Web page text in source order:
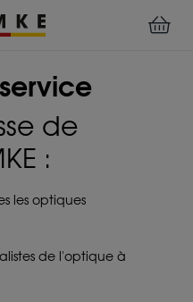
D'UTILISATION
APP
de
:
les optiques
de l'optique à